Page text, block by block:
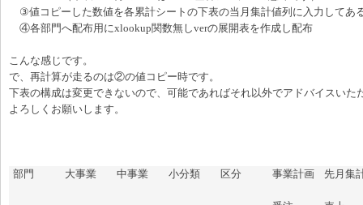
③値コピーした数値を各累計シートの下表の当月集計値列に入力してあ
④各部門へ配布用にxlookup関数無しverの展開表を作成し配布
こんな感じです。
で、再計算が走るのは②の値コピー時です。
下表の構成は変更できないので、可能であればそれ以外でアドバイスいた
よろしくお願いします。
部門	大事業	中事業	小分類	区分	事業計画	先月集計値	当月集計値